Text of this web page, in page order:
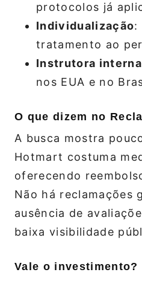
protocolos já
Individualização:
tratamento ao
Instrutora
nos EUA e no
O que dizem no
A busca mostra
Hotmart costuma
oferecendo
Não há reclamações
ausência de
baixa visibilidade
Vale o investimento?